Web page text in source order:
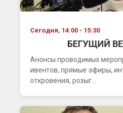
Сегодня, 14:00 - 15:30
БЕГУЩИЙ
Анонсы проводимых
ивентов, прямые эфиры,
откровения, розыг...